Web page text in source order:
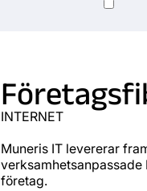
INTERNET
Muneris IT levererar
företag.